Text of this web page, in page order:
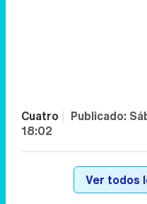
Cuatro | Publicado:
18:02
Ver todos